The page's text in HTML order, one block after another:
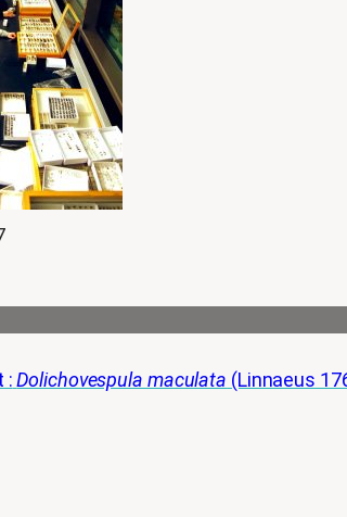
: Dolichovespula maculata (Linnaeus